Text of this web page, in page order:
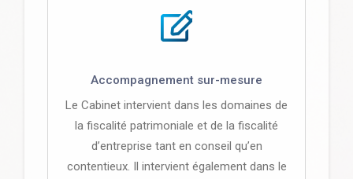
Accompagnement sur-mesure
Le Cabinet intervient dans les domaines de
la fiscalité patrimoniale et de la fiscalité
d’entreprise tant en conseil qu’en
contentieux. Il intervient également dans le